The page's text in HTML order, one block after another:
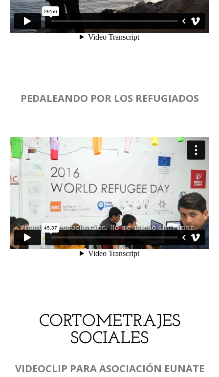
PEDALEANDO POR LOS REFUGIADOS
CORTOMETRAJES
SOCIALES
VIDEOCLIP PARA ASOCIACIÓN EUNATE